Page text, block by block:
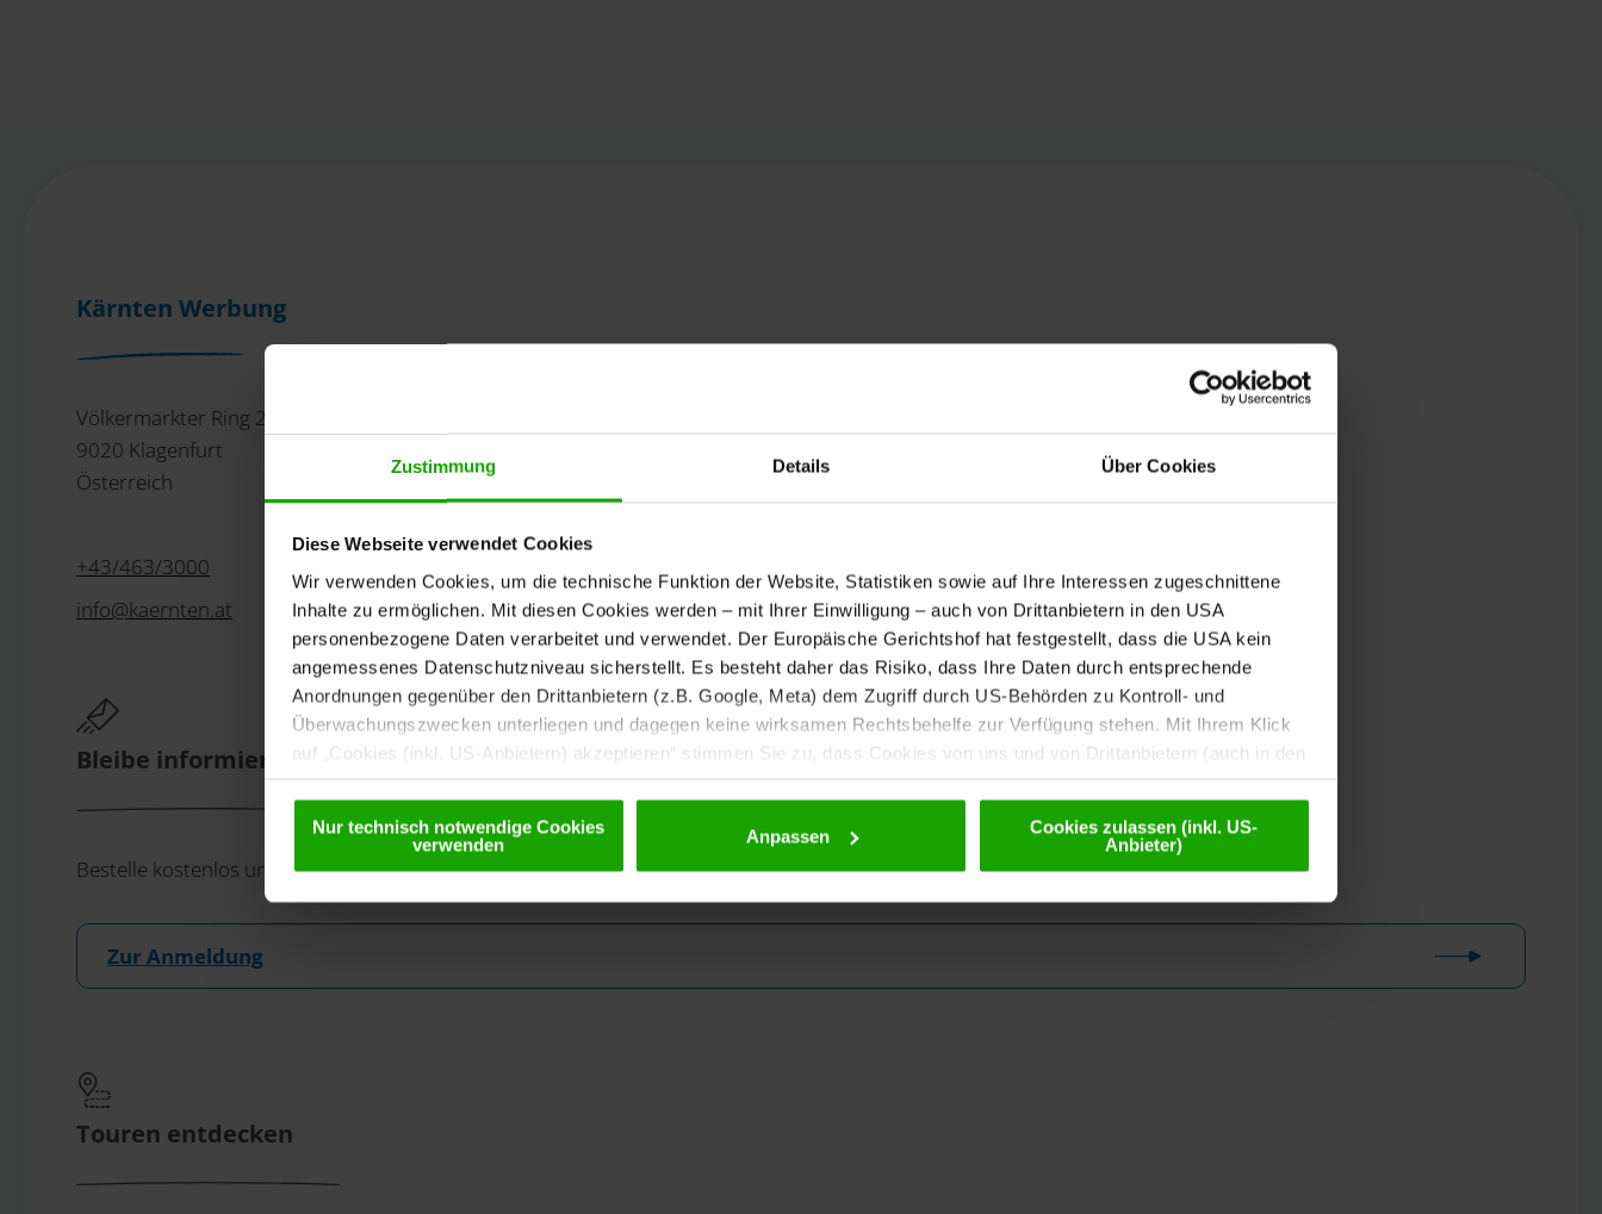
Zustimmung Details Über Cookies
Diese Webseite verwendet Cookies
Wir verwenden Cookies, um die technische Funktion der Website, Statistiken sowie auf Ihre Interessen zugeschnittene
Inhalte zu ermöglichen. Mit diesen Cookies werden – mit Ihrer Einwilligung – auch von Drittanbietern in den USA
personenbezogene Daten verarbeitet und verwendet. Der Europäische Gerichtshof hat festgestellt, dass die USA kein
angemessenes Datenschutzniveau sicherstellt. Es besteht daher das Risiko, dass Ihre Daten durch entsprechende
Anordnungen gegenüber den Drittanbietern (z.B. Google, Meta) dem Zugriff durch US-Behörden zu Kontroll- und
Überwachungszwecken unterliegen und dagegen keine wirksamen Rechtsbehelfe zur Verfügung stehen. Mit Ihrem Klick
auf „Cookies (inkl. US-Anbietern) akzeptieren“ stimmen Sie zu, dass Cookies von uns und von Drittanbietern (auch in den
Nur technisch notwendige Cookies
verwenden
Anpassen
Cookies zulassen (inkl. US-
Anbieter)
Kärnten Werbung
Völkermarkter Ring 21 - 23
9020 Klagenfurt
Österreich
+43/463/3000
info@kaernten at
Bleibe informiert!
Bestelle kostenlos unser eMagazin, den Kärntner Newsletter!
Zur Anmeldung
Touren entdecken